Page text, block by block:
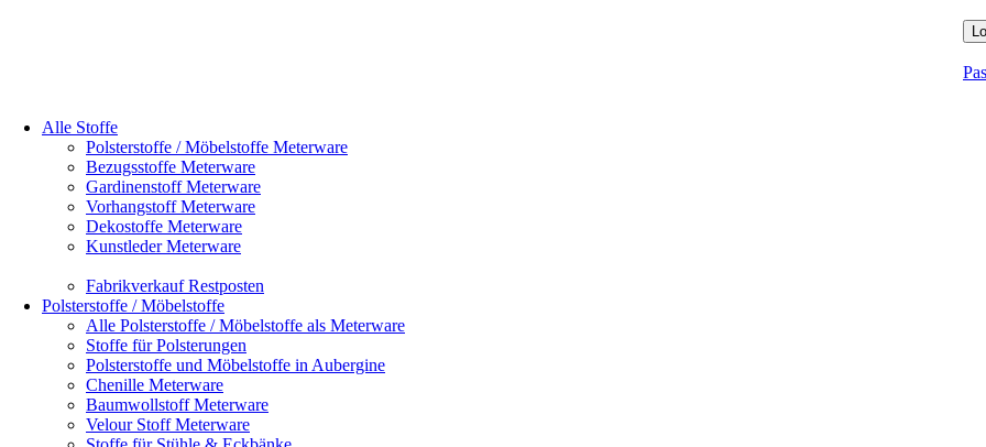
Alle Stoffe
Polsterstoffe / Möbelstoffe Meterware
Bezugsstoffe Meterware
Gardinenstoff Meterware
Vorhangstoff Meterware
Dekostoffe Meterware
Kunstleder Meterware
Fabrikverkauf Restposten
Polsterstoffe / Möbelstoffe
Alle Polsterstoffe / Möbelstoffe als Meterware
Stoffe für Polsterungen
Polsterstoffe und Möbelstoffe in Aubergine
Chenille Meterware
Baumwollstoff Meterware
Velour Stoff Meterware